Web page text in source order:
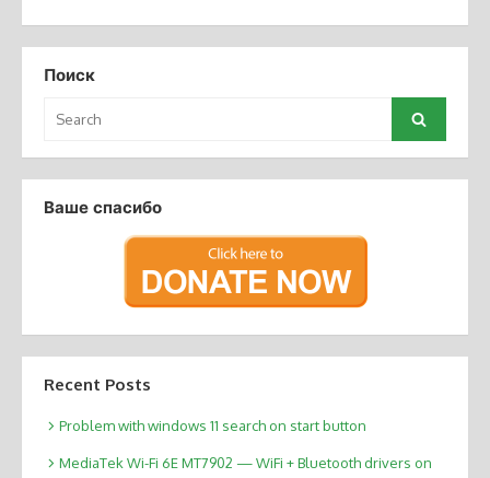
Поиск
for:
Search
Ваше спасибо
Recent Posts
Problem with windows 11 search on start button
MediaTek Wi-Fi 6E MT7902 — WiFi + Bluetooth drivers on